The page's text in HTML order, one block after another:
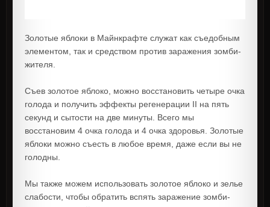
Золотые яблоки в Майнкрафте служат как съедобным
элементом, так и средством против заражения зомби-
жителя.
Съев золотое яблоко, можно восстановить четыре очка
голода и получить эффекты регенерации II на пять
секунд и сытости на две минуты. Всего мы
восстановим 4 очка голода и 4 очка здоровья. Золотые
яблоки можно съесть в любое время, даже если вы не
голодны.
Мы также можем использовать золотое яблоко и зелье
слабости, чтобы обратить вспять заражение зомби-